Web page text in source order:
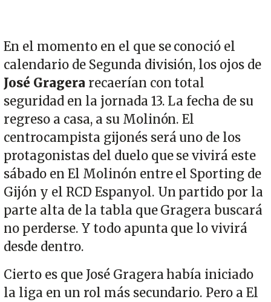
En el momento en el que se conoció el
calendario de Segunda división, los ojos de
José Gragera recaerían con total
seguridad en la jornada 13. La fecha de su
regreso a casa, a su Molinón. El
centrocampista gijonés será uno de los
protagonistas del duelo que se vivirá este
sábado en El Molinón entre el Sporting de
Gijón y el RCD Espanyol. Un partido por la
parte alta de la tabla que Gragera buscará
no perderse. Y todo apunta que lo vivirá
desde dentro.
Cierto es que José Gragera había iniciado
la liga en un rol más secundario. Pero a El